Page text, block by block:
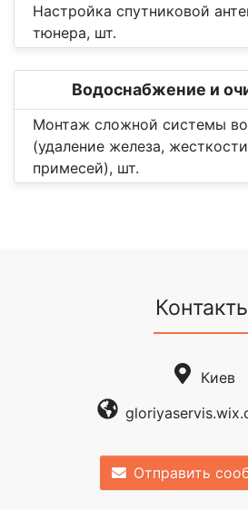
Настройка спутниковой
тюнера, шт.
Водоснабжение и
Монтаж сложной системы
(удаление железа,
примесей), шт.
Киев
Отправить